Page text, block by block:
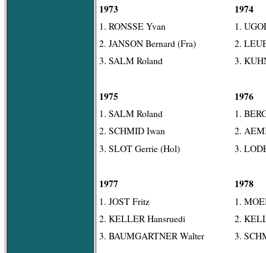
1973
1. RONSSE Yvan
2. JANSON Bernard (Fra)
3. SALM Roland
1975
1. SALM Roland
2. SCHMID Iwan
3. SLOT Gerrie (Hol)
1977
1. JOST Fritz
2. KELLER Hansruedi
3. BAUMGARTNER Walter
1974
1.
2.
3.
1976
1.
2.
3.
1978
1.
2.
3.